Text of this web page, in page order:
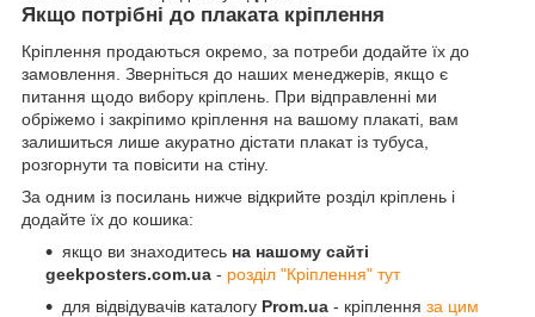
Якщо потрібні до плаката кріплення
Кріплення продаються окремо, за потреби додайте їх до
замовлення. Зверніться до наших менеджерів, якщо є
питання щодо вибору кріплень. При відправленні ми
обріжемо і закріпимо кріплення на вашому плакаті, вам
залишиться лише акуратно дістати плакат із тубуса,
розгорнути та повісити на стіну.
За одним із посилань нижче відкрийте розділ кріплень і
додайте їх до кошика:
якщо ви знаходитесь на нашому сайті
geekposters.com.ua - розділ "Кріплення" тут
для відвідувачів каталогу Prom.ua - кріплення за цим